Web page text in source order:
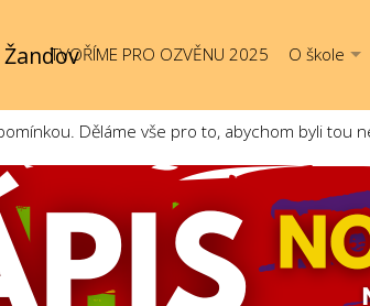
TVOŘÍME PRO OZVĚNU 2025 O škole
Děláme vše pro to, abychom byli tou